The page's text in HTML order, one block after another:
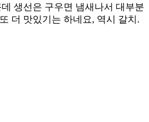
생선은 구우면 냄새나서 대부분
더 맛있기는 하네요, 역시 갈치.